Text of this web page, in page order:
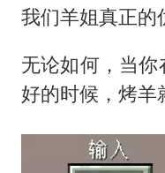
我们羊姐真正的
无论如何，当
好的时候，烤羊